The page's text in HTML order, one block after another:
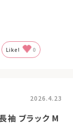
Like! 0
2026.4.23
袖 ブラック M